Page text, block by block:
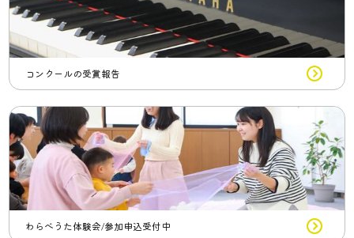
コンクールの受賞報告
わらべうた体験会/参加申込受付中